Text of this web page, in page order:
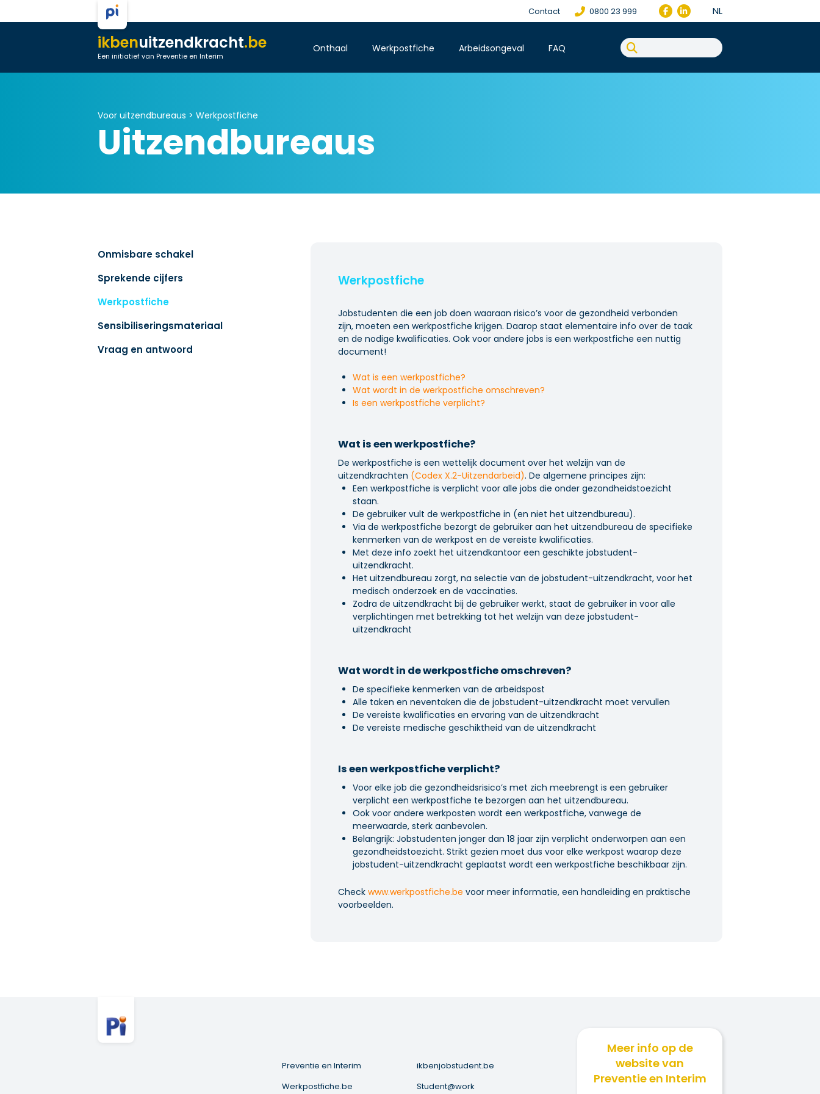
Contact 0800 23 999 NL
ikbenuitzendkracht.be
Een initiatief van Preventie en Interim
Onthaal Werkpostfiche Arbeidsongeval FAQ
Voor uitzendbureaus > Werkpostfiche
Uitzendbureaus
Onmisbare schakel
Sprekende cijfers
Werkpostfiche
Sensibiliseringsmateriaal
Vraag en antwoord
Werkpostfiche
Jobstudenten die een job doen waaraan risico’s voor de gezondheid verbonden
zijn, moeten een werkpostfiche krijgen. Daarop staat elementaire info over de taak
en de nodige kwalificaties. Ook voor andere jobs is een werkpostfiche een nuttig
document!
Wat is een werkpostfiche?
Wat wordt in de werkpostfiche omschreven?
Is een werkpostfiche verplicht?
Wat is een werkpostfiche?
De werkpostfiche is een wettelijk document over het welzijn van de
uitzendkrachten (Codex X.2-Uitzendarbeid). De algemene principes zijn:
Een werkpostfiche is verplicht voor alle jobs die onder gezondheidstoezicht
staan.
De gebruiker vult de werkpostfiche in (en niet het uitzendbureau).
Via de werkpostfiche bezorgt de gebruiker aan het uitzendbureau de specifieke
kenmerken van de werkpost en de vereiste kwalificaties.
Met deze info zoekt het uitzendkantoor een geschikte jobstudent-
uitzendkracht.
Het uitzendbureau zorgt, na selectie van de jobstudent-uitzendkracht, voor het
medisch onderzoek en de vaccinaties.
Zodra de uitzendkracht bij de gebruiker werkt, staat de gebruiker in voor alle
verplichtingen met betrekking tot het welzijn van deze jobstudent-
uitzendkracht
Wat wordt in de werkpostfiche omschreven?
De specifieke kenmerken van de arbeidspost
Alle taken en neventaken die de jobstudent-uitzendkracht moet vervullen
De vereiste kwalificaties en ervaring van de uitzendkracht
De vereiste medische geschiktheid van de uitzendkracht
Is een werkpostfiche verplicht?
Voor elke job die gezondheidsrisico’s met zich meebrengt is een gebruiker
verplicht een werkpostfiche te bezorgen aan het uitzendbureau.
Ook voor andere werkposten wordt een werkpostfiche, vanwege de
meerwaarde, sterk aanbevolen.
Belangrijk: Jobstudenten jonger dan 18 jaar zijn verplicht onderworpen aan een
gezondheidstoezicht. Strikt gezien moet dus voor elke werkpost waarop deze
jobstudent-uitzendkracht geplaatst wordt een werkpostfiche beschikbaar zijn.
Checkwww.werkpostfiche.be voor meer informatie, een handleiding en praktische
voorbeelden.
Preventie en Interim
Werkpostfiche.be
ikbenjobstudent.be
Student@work
Meer info op de
website van
Preventie en Interim